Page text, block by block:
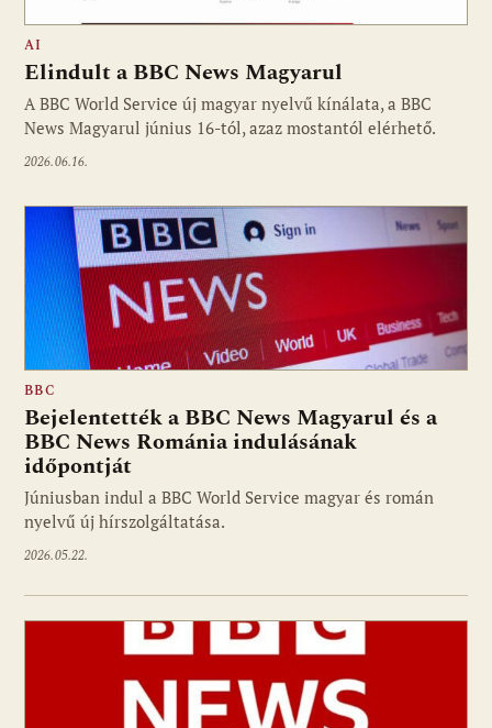
AI
Elindult a BBC News Magyarul
A BBC World Service új magyar nyelvű kínálata, a BBC
News Magyarul június 16-tól, azaz mostantól elérhető.
2026.06.16.
BBC
Bejelentették a BBC News Magyarul és a
BBC News Románia indulásának
időpontját
Júniusban indul a BBC World Service magyar és román
nyelvű új hírszolgáltatása.
2026.05.22.